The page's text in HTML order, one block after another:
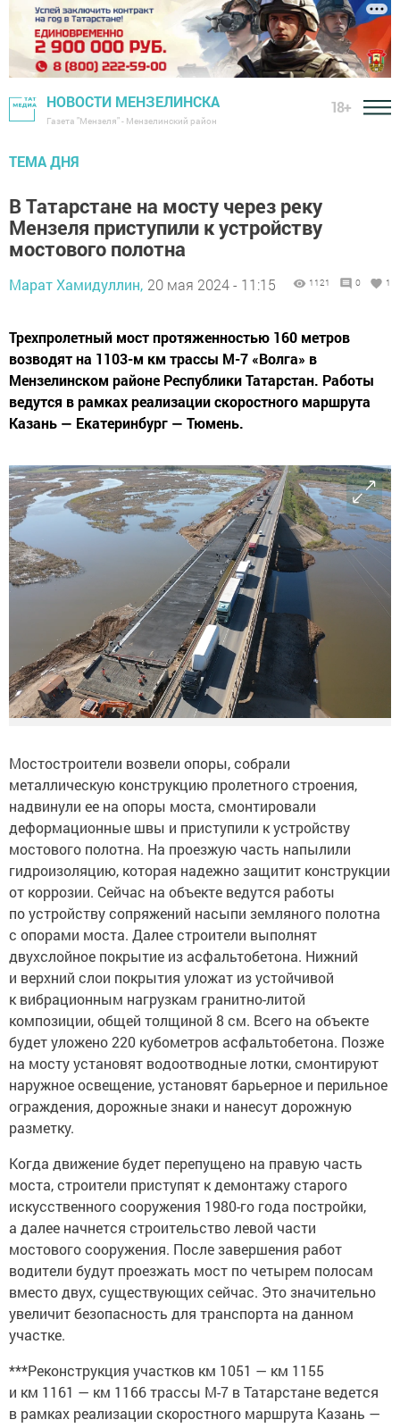
НОВОСТИ МЕНЗЕЛИНСКА
Газета "Мензеля" - Мензелинский район
18+
ТЕМА ДНЯ
В Татарстане на мосту через реку
Мензеля приступили к устройству
мостового полотна
Марат Хамидуллин, 20 мая 2024 - 11:15 1121 0 1
Трехпролетный мост протяженностью 160 метров
возводят на 1103-м км трассы М-7 «Волга» в
Мензелинском районе Республики Татарстан. Работы
ведутся в рамках реализации скоростного маршрута
Казань — Екатеринбург — Тюмень.
Мостостроители возвели опоры, собрали
металлическую конструкцию пролетного строения,
надвинули ее на опоры моста, смонтировали
деформационные швы и приступили к устройству
мостового полотна. На проезжую часть напылили
гидроизоляцию, которая надежно защитит конструкции
от коррозии. Сейчас на объекте ведутся работы
по устройству сопряжений насыпи земляного полотна
с опорами моста. Далее строители выполнят
двухслойное покрытие из асфальтобетона. Нижний
и верхний слои покрытия уложат из устойчивой
к вибрационным нагрузкам гранитно-литой
композиции, общей толщиной 8 см. Всего на объекте
будет уложено 220 кубометров асфальтобетона. Позже
на мосту установят водоотводные лотки, смонтируют
наружное освещение, установят барьерное и перильное
ограждения, дорожные знаки и нанесут дорожную
разметку.
Когда движение будет перепущено на правую часть
моста, строители приступят к демонтажу старого
искусственного сооружения 1980-го года постройки,
а далее начнется строительство левой части
мостового сооружения. После завершения работ
водители будут проезжать мост по четырем полосам
вместо двух, существующих сейчас. Это значительно
увеличит безопасность для транспорта на данном
участке.
***Реконструкция участков км 1051 — км 1155
и км 1161 — км 1166 трассы М-7 в Татарстане ведется
в рамках реализации скоростного маршрута Казань —